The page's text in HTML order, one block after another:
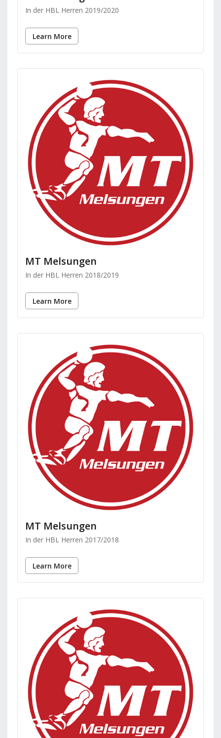
In der HBL Herren 2019/2020
Learn More
MT Melsungen
In der HBL Herren 2018/2019
Learn More
MT Melsungen
In der HBL Herren 2017/2018
Learn More